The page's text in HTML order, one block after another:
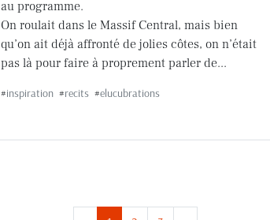
au programme.
On roulait dans le Massif Central, mais bien
qu’on ait déjà affronté de jolies côtes, on n’était
pas là pour faire à proprement parler de...
#inspiration #recits #elucubrations